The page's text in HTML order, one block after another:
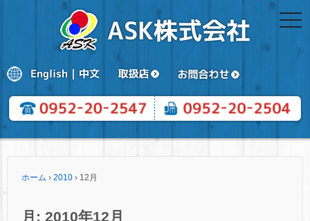
ホーム › 2010 › 12月
月: 2010年12月